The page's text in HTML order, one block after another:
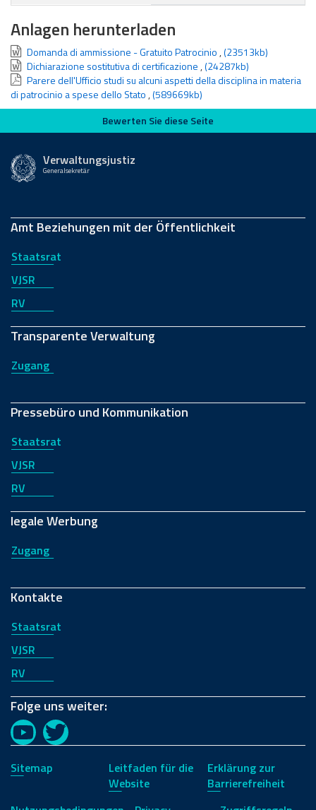
Anlagen herunterladen
Domanda di ammissione - Gratuito Patrocinio ,(23513kb)
Dichiarazione sostitutiva di certificazione ,(24287kb)
Parere dell'Ufficio studi su alcuni aspetti della disciplina in materia
di patrocinio a spese dello Stato ,(589669kb)
Bewerten Sie diese Seite
Bewerten Sie diese Seite
Verwaltungsjustiz
Generalsekretär
Amt Beziehungen mit der Öffentlichkeit
Staatsrat
VJSR
RV
Transparente Verwaltung
Zugang
Pressebüro und Kommunikation
Staatsrat
VJSR
RV
legale Werbung
Zugang
Kontakte
Staatsrat
VJSR
RV
Folge uns weiter:
YouTubeTwitter
Sitemap
Leitfaden für die
Website
Erklärung zur
Barrierefreiheit